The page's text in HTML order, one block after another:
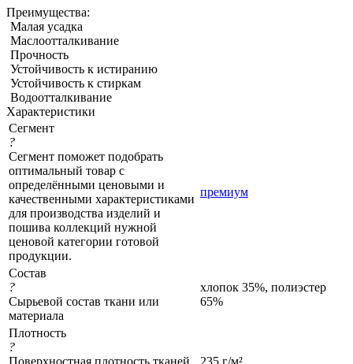
Преимущества:
Малая усадка
Маслоотталкивание
Прочность
Устойчивость к истиранию
Устойчивость к стиркам
Водоотталкивание
Характеристики
Сегмент
?
Сегмент поможет подобрать
оптимальный товар с
определёнными ценовыми и
качественными характеристиками
для производства изделий и
пошива коллекций нужной
ценовой категории готовой
продукции.
премиум
Состав
?
Сырьевой состав ткани или
материала
хлопок 35%, полиэстер
65%
Плотность
?